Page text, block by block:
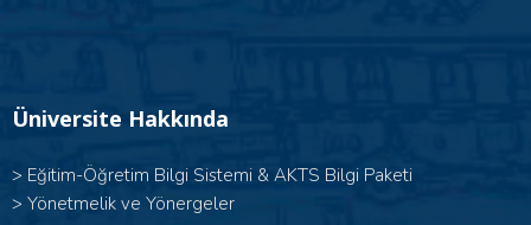
Üniversite Hakkında
> Eğitim-Öğretim Bilgi Sistemi & AKTS Bilgi Paketi
> Yönetmelik ve Yönergeler